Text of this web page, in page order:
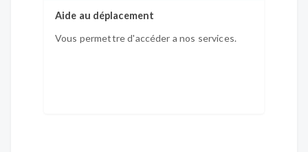
Aide au déplacement
Vous permettre d'accéder a nos services.